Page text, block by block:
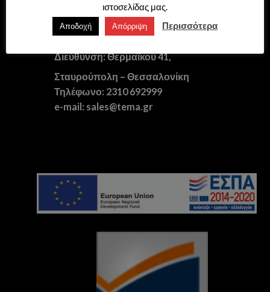
ΕΙΔΗ ΥΓΙΕΙΝΗΣ – ΞΕΝΟΔΟΧΕΙΑΚΟΣ
ΕΞΟΠΛΙΣΜΟΣ
Διεύθυνση: Θερμαϊκού 41,
Σταυρούπολη – Θεσσαλονίκη
Τηλέφωνο: 2310 692999
e-mail: sales@tema.gr
ιστοσελίδας μας.
Αποδοχή Απόρριψη Περισσότερα